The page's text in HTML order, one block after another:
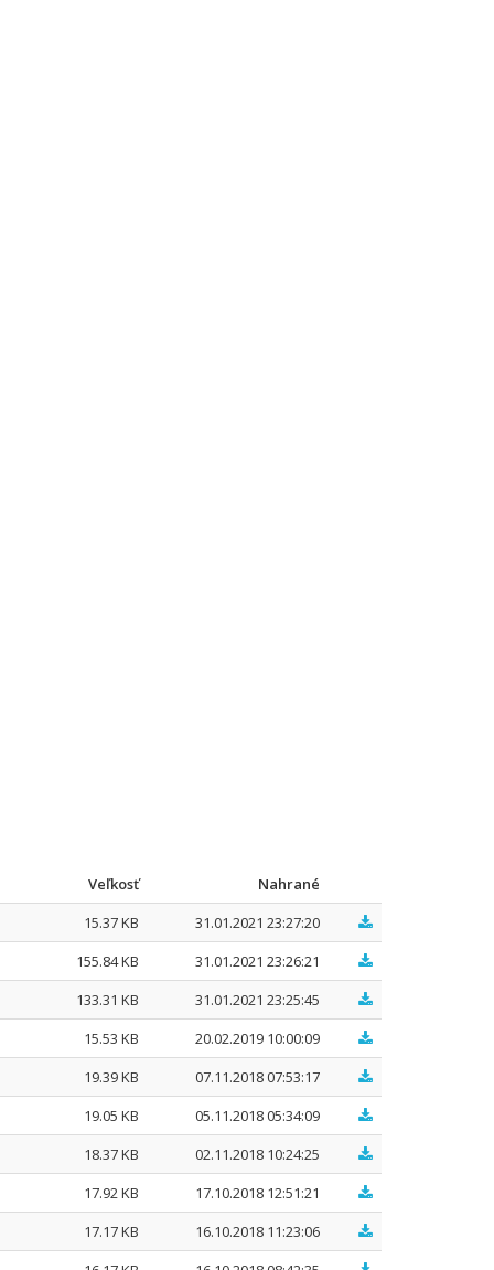
Veľkosť
Nahrané
15.37 KB
31.01.2021 23:27:20
155.84 KB
31.01.2021 23:26:21
133.31 KB
31.01.2021 23:25:45
15.53 KB
20.02.2019 10:00:09
19.39 KB
07.11.2018 07:53:17
19.05 KB
05.11.2018 05:34:09
18.37 KB
02.11.2018 10:24:25
17.92 KB
17.10.2018 12:51:21
17.17 KB
16.10.2018 11:23:06